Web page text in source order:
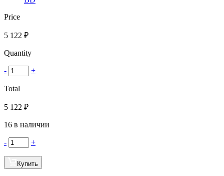
Price
5 122 ₽
Quantity
- +
Total
5 122 ₽
16 в наличии
- +
Купить